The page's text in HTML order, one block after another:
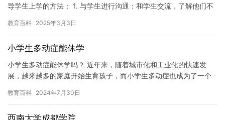
导学生上学的方法： 1. 与学生进行沟通：和学生交流，了解他们不
教育百科 2025年3月3日
小学生多动症能休学
小学生多动症能休学吗？ 近年来，随着城市化和工业化的快速发
展，越来越多的家庭开始生育孩子，而小学生多动症也成为了一个
碍，表…
教育百科 2024年7月30日